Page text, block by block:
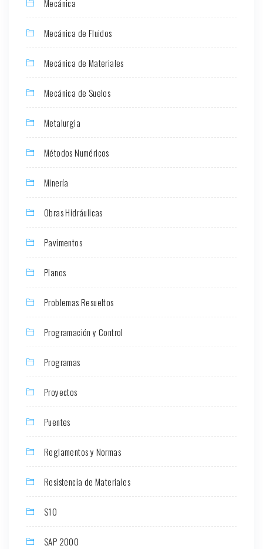
Mecánica
Mecánica de Fluidos
Mecánica de Materiales
Mecánica de Suelos
Metalurgia
Métodos Numéricos
Minería
Obras Hidráulicas
Pavimentos
Planos
Problemas Resueltos
Programación y Control
Programas
Proyectos
Puentes
Reglamentos y Normas
Resistencia de Materiales
S10
SAP 2000